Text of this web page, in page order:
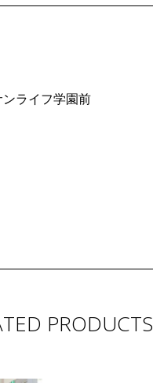
ライフ学園前
PRODUCTS